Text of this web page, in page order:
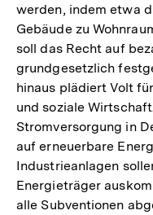
werden, indem etwa
Gebäude zu
soll das Recht auf
grundgesetzlich
hinaus plädiert Volt
und soziale
Stromversorgung in
auf erneuerbare
Industrieanlagen
Energieträger
alle Subventionen